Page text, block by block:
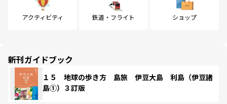
アクティビティ 鉄道・フライト ショップ
新刊ガイドブック
１５ 地球の歩き方 島旅 伊豆大島 利島（伊豆諸
島①）３訂版